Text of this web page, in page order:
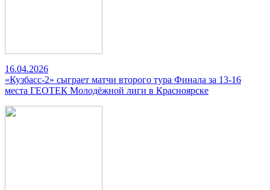
16.04.2026
«Кузбасс-2» сыграет матчи второго тура Финала за 13-16
места ГЕОТЕК Молодёжной лиги в Красноярске